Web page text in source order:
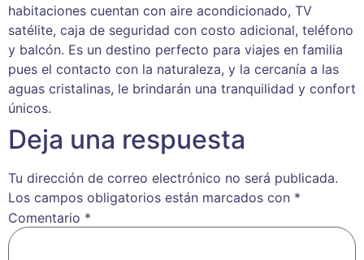
habitaciones cuentan con aire acondicionado, TV
satélite, caja de seguridad con costo adicional, teléfono
y balcón. Es un destino perfecto para viajes en familia
pues el contacto con la naturaleza, y la cercanía a las
aguas cristalinas, le brindarán una tranquilidad y confort
únicos.
Deja una respuesta
Tu dirección de correo electrónico no será publicada.
Los campos obligatorios están marcados con *
Comentario *